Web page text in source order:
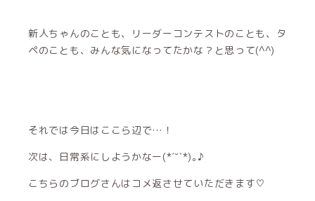
新人ちゃんのことも、リーダーコンテストのことも、タ
ペのことも、みんな気になってたかな？と思って(^^)
それでは今日はここら辺で…！
次は、日常系にしようかなー(*ˊ˘ˋ*)｡♪
こちらのブログさんはコメ返させていただきます♡